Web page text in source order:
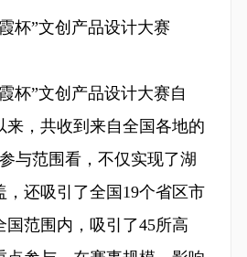
杯”文创产品设计大赛
”文创产品设计大赛自
来，共收到来自全国各地的
与范围看，不仅实现了湖
，还吸引了全国19个省区市
国范围内，吸引了45所高